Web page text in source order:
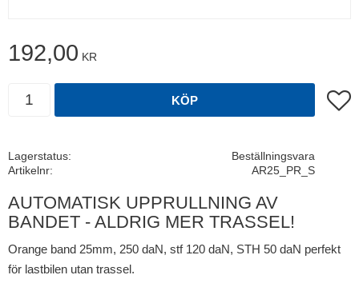
192,00 KR
KÖP Lägg
Lagerstatus
Beställningsvara
Artikelnr
AR25_PR_S
AUTOMATISK UPPRULLNING AV
BANDET - ALDRIG MER TRASSEL!
Orange band 25mm, 250 daN, stf 120 daN, STH 50 daN perfekt
för lastbilen utan trassel.